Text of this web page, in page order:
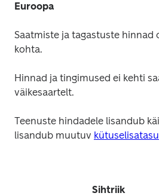
Euroopa
Saatmiste ja tagastuste hinnad
kohta.
Hinnad ja tingimused ei kehti
väikesaartelt.
Teenuste hindadele lisandub
lisandub muutuv kütuselisatasu
Sihtriik